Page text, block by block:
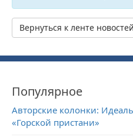
Вернуться к ленте новостей
Популярное
Авторские колонки:
«Горской пристани»